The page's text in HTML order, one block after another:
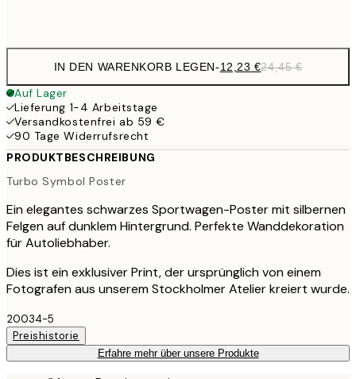
IN DEN WARENKORB LEGEN-12,23 €24,45 €
Auf Lager
Lieferung 1-4 Arbeitstage
Versandkostenfrei ab 59 €
90 Tage Widerrufsrecht
PRODUKTBESCHREIBUNG
Turbo Symbol Poster
Ein elegantes schwarzes Sportwagen-Poster mit silbernen
Felgen auf dunklem Hintergrund. Perfekte Wanddekoration
für Autoliebhaber.
Dies ist ein exklusiver Print, der ursprünglich von einem
Fotografen aus unserem Stockholmer Atelier kreiert wurde.
20034-5
Preishistorie
Erfahre mehr über unsere Produkte